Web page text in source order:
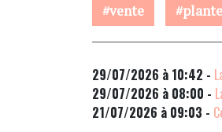
vente
29/07/2026 à 10:42 -
29/07/2026 à 08:00 -
21/07/2026 à 09:03 -